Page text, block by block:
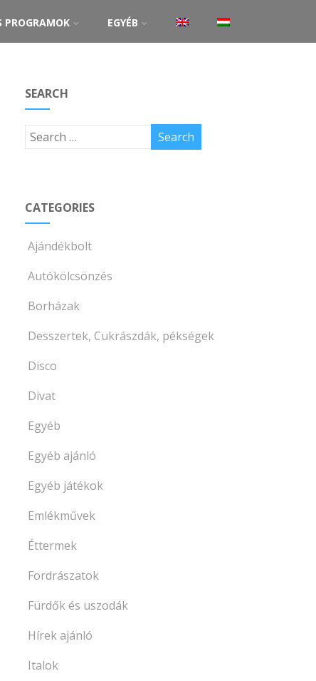
PROGRAMOK EGYÉB
SEARCH
CATEGORIES
Ajándékbolt
Autókölcsönzés
Borházak
Desszertek, Cukrászdák, pékségek
Disco
Divat
Egyéb
Egyéb ajánló
Egyéb játékok
Emlékművek
Éttermek
Fordrászatok
Fürdők és uszodák
Hírek ajánló
Italok